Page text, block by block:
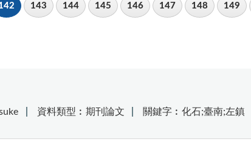
143 144 145 146 147 148 149
資料類型︰期刊論文 關鍵字︰化石;臺南;左鎮